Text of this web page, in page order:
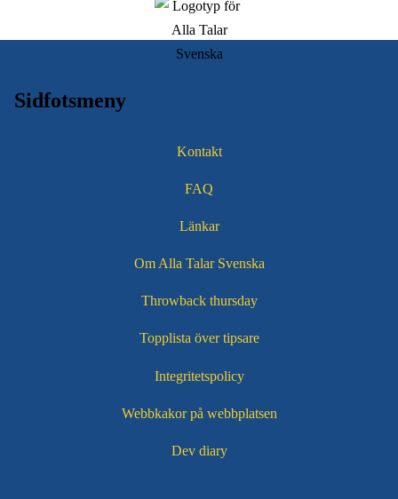
Sidfotsmeny
Kontakt
FAQ
Länkar
Om Alla Talar Svenska
Throwback thursday
Topplista över tipsare
Integritetspolicy
Webbkakor på webbplatsen
Dev diary